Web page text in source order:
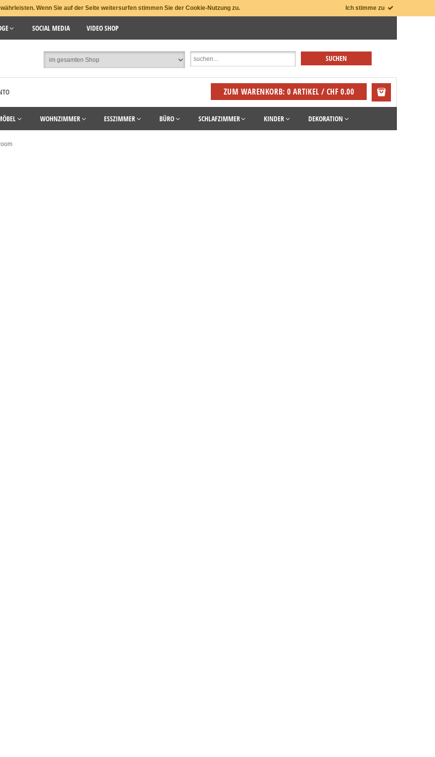
Wenn Sie auf der Seite weitersurfen stimmen Sie der Cookie-Nutzung zu. Ich stimme zu
SOCIAL MEDIA VIDEO SHOP
ZUM WARENKORB: 0 ARTIKEL / CHF 0.00
WOHNZIMMER ESSZIMMER BÜRO SCHLAFZIMMER KINDER DEKORATION